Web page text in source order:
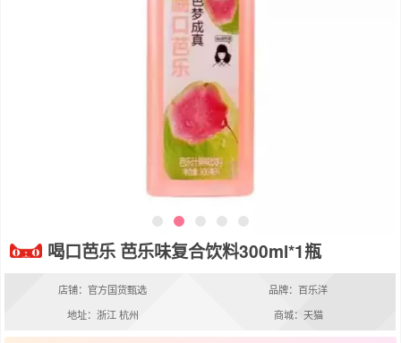
喝口芭乐 芭乐味复合饮料300ml*1瓶
店铺：官方国货甄选
品牌：百乐洋
地址：浙江 杭州
商城：天猫